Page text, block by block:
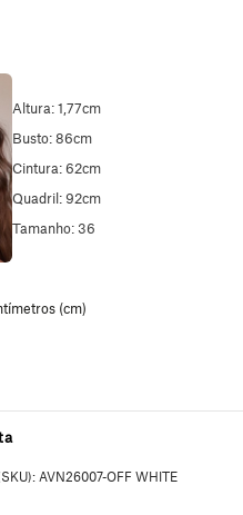
Altura: 1,77cm
Busto: 86cm
Cintura: 62cm
Quadril: 92cm
Tamanho: 36
AVN26007-OFF WHITE